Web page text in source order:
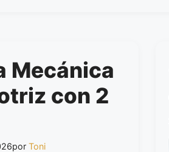
Mecánica
con 2
porToni